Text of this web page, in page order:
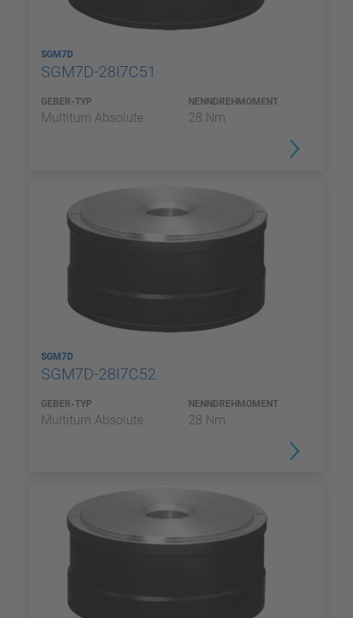
SGM7D
SGM7D-28I7C51
GEBER-TYP
Multiturn Absolute
NENNDREHMOMENT
28 Nm
SGM7D
SGM7D-28I7C52
GEBER-TYP
Multiturn Absolute
NENNDREHMOMENT
28 Nm